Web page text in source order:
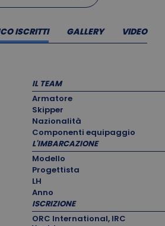
ISCRITTI GALLERY VIDEO
IL TEAM
Armatore
Skipper
Nazionalità
Componenti equipaggio
L'IMBARCAZIONE
Modello
Progettista
LH
Anno
ISCRIZIONE
ORC International, IRC